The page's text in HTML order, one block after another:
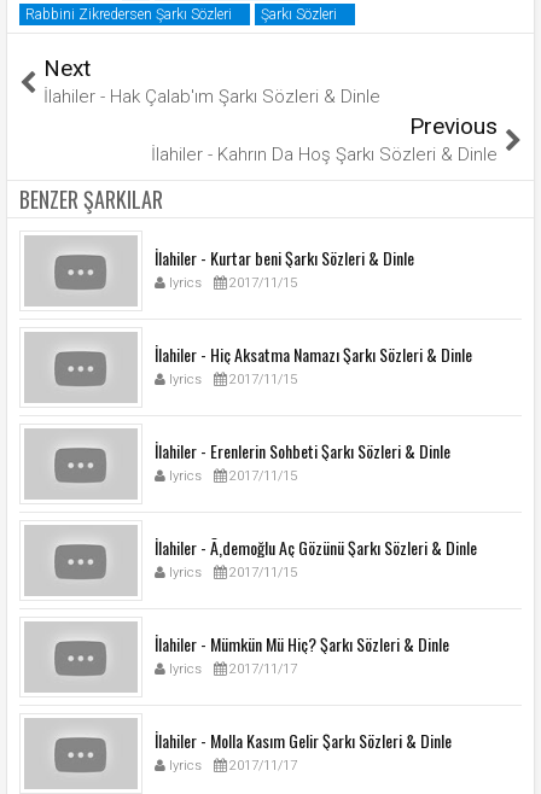
Rabbini Zikredersen Şarkı Sözleri
Şarkı Sözleri
Next
İlahiler - Hak Çalab'ım Şarkı Sözleri & Dinle
Previous
İlahiler - Kahrın Da Hoş Şarkı Sözleri & Dinle
BENZER ŞARKILAR
İlahiler - Kurtar beni Şarkı Sözleri & Dinle
lyrics 2017/11/15
İlahiler - Hiç Aksatma Namazı Şarkı Sözleri & Dinle
lyrics 2017/11/15
İlahiler - Erenlerin Sohbeti Şarkı Sözleri & Dinle
lyrics 2017/11/15
İlahiler - Ã‚demoğlu Aç Gözünü Şarkı Sözleri & Dinle
lyrics 2017/11/15
İlahiler - Mümkün Mü Hiç? Şarkı Sözleri & Dinle
lyrics 2017/11/17
İlahiler - Molla Kasım Gelir Şarkı Sözleri & Dinle
lyrics 2017/11/17